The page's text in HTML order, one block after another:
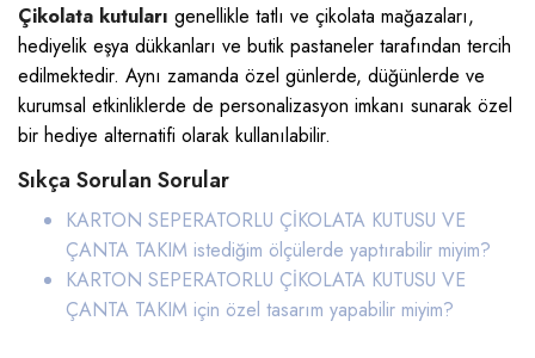
Çikolata kutuları genellikle tatlı ve çikolata mağazaları,
hediyelik eşya dükkanları ve butik pastaneler tarafından tercih
edilmektedir. Aynı zamanda özel günlerde, düğünlerde ve
kurumsal etkinliklerde de personalizasyon imkanı sunarak özel
bir hediye alternatifi olarak kullanılabilir.
Sıkça Sorulan Sorular
KARTON SEPERATORLU ÇİKOLATA KUTUSU VE
ÇANTA TAKIM istediğim ölçülerde yaptırabilir miyim?
KARTON SEPERATORLU ÇİKOLATA KUTUSU VE
ÇANTA TAKIM için özel tasarım yapabilir miyim?